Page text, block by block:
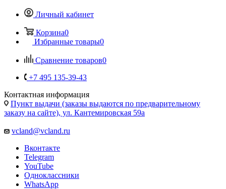
Личный кабинет
Корзина0
Избранные товары0
Сравнение товаров0
+7 495 135-39-43
Контактная информация
Пункт выдачи (заказы выдаются по предварительному
заказу на сайте), ул. Кантемировская 59а
vcland@vcland.ru
Вконтакте
Telegram
YouTube
Одноклассники
WhatsApp